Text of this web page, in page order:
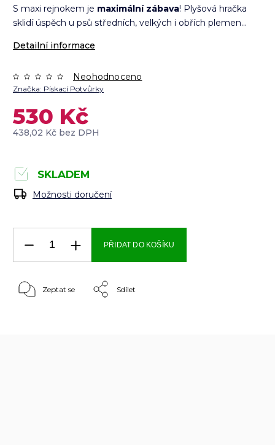
S maxi rejnokem je maximální zábava! Plyšová hračka
sklidí úspěch u psů středních, velkých i obřích plemen...
Detailní informace
Značka: Pískací Potvůrky
Neohodnoceno
530 Kč
438,02 Kč bez DPH
SKLADEM
Možnosti doručení
PŘIDAT DO KOŠÍKU
Zeptat se Sdílet